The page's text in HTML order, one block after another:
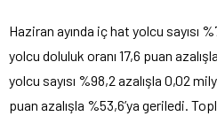
Haziran ayında iç hat yolcu sayısı
yolcu doluluk oranı 17,6 puan
yolcu sayısı %98,2 azalışla 0,02
puan azalışla %53,6’ya geriledi.